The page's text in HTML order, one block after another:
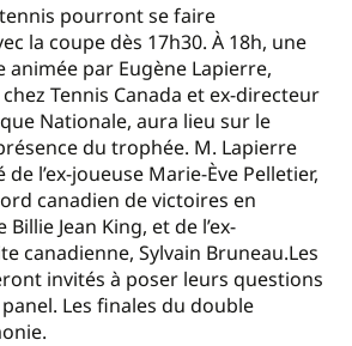
pourront se faire
la coupe dès 17h30. À 18h, une
par Eugène Lapierre,
Tennis Canada et ex-directeur
Nationale, aura lieu sur le
du trophée. M. Lapierre
l’ex-joueuse Marie-Ève Pelletier,
canadien de victoires en
Jean King, et de l’ex-
canadienne, Sylvain Bruneau.Les
invités à poser leurs questions
Les finales du double